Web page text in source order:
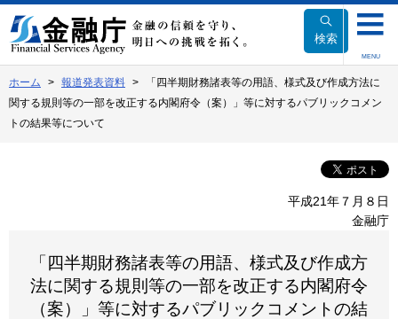
文
へ
動
検索
MENU
ホーム 報道発表資料
「四半期財務諸表等の用語、様式及び作成方法に
関する規則等の一部を改正する内閣府令（案）」等に対するパブリックコメン
トの結果等について
平成21年７月８日
金融庁
「四半期財務諸表等の用語、様式及び作成方
法に関する規則等の一部を改正する内閣府令
（案）」等に対するパブリックコメントの結